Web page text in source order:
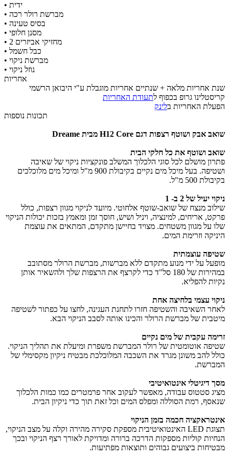
​• ידית
​• מברשת רולר רכה
​• בסיס טעינה
​• מסנן חלופי
​• 2 מחזיקי אביזרים
​• כבל חשמל
​• מברשת ניקוי
​• נוזל ניקוי
אחריות
שנת אחריות מלאה + שנתיים אחריות מוגבלת ע"י היבואן הרשמי
קריסטלינו גרופ בכפוף לתעודת האחריות
הפעלת האחריות בלינק
תכונות נוספות
שואב אבק ושוטף רצפות דגם H12 Core מבית Dreame
שואב ושוטף את כל חלקי הבית
פתרון מושלם לכל סוגי הלכלוך המשלב פונקציות ניקוי של שאיבה
ושטיפה. בעל מיכל מים נקיים בקיבולת 900 מ"ל ומיכל מים מלוכלכים
בקיבולת 500 מ"ל.
ניקוי יעיל של 2 ב- 1
שילוב מנצח של שואב-שוטף אלחוטי. מיועד לניקוי מגוון רצפות, כולל
פרקט, אריחים, למינציה, ויניל ושיש, חוסך זמן ומאמץ בזכות יכולות הניקוי
שלו על מגוון משטחים. מצויד בחיישן מתקדם, המתאים את עוצמת
היניקה וזרימת המים.
שטיפה עוצמתית
מופעל על ידי מנוע מתקדם ללא מברשות, מברשת הרולר מסתובב
במהירות של 180 סל"ד כדי לקרצף את הרצפות שלך ולהשאיר אותן
נקיות להפליא.
ניקוי עצמי בלחיצה אחת
לאחר השאיבה והשטיפה חזרו לתחנת העגינה, לחצו על כפתור לשטיפה
מיטבית של מברשת הרולר והכינו אותה לסבב הניקוי הבא.
זרימה עקבית של מים נקיים
שטיפה אוטומטית של רולר המברשת משפרת ומיעלת את תהליך הניקוי.
כולל להב משונן מגרד את השכבה המלוכלכת מבטיח ניקיון מקסימלי של
המברשת.
מסך דיגיטלי אינטואיטיבי
מציג סטטוס עבודה, מאפשר לעקוב אחר פרמטרים כמו כמות הלכלוך
שנאסף, רמת הסוללה ומפלס המים וכל זאת תוך כדי ניקיון הבית.
אינטראקציה חכמה בזמן הניקוי
תצוגת LED האינטואיטיבית מספקת סקירה מהירה וקלה על מצב הניקוי,
הנחיות קוליות מספקות הדרכה ברורה ומדויקת לאורך רצף הניקוי ובכך
מבטיחות ביצועים גבוהים ותוצאות מפתיעות.